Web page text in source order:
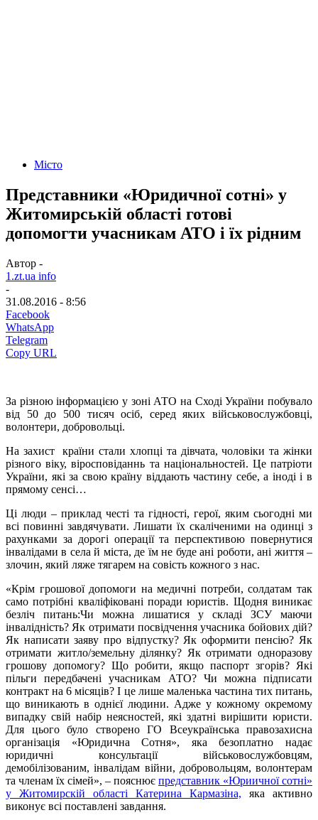
Місто
Представники «Юридичної сотні» у
Житомирській області готові
допомогти учасникам АТО і їх рідним
Автор -
1.zt.ua info
-
31.08.2016 - 8:56
Facebook
WhatsApp
Telegram
Copy URL
За різною інформацією у зоні АТО на Сході України побувало
від 50 до 500 тисяч осіб, серед яких військовослужбовці,
волонтери, добровольці.
На захист країни стали хлопці та дівчата, чоловіки та жінки
різного віку, віросповіданнь та національностей. Це патріоти
України, які за свою країну віддають частину себе, а іноді і в
прямому сенсі…
Ці люди – приклад честі та гідності, герої, яким сьогодні ми
всі повинні завдячувати. Лишати їх скаліченими на одинці з
рахунками за дорогі операції та перспективою повернутися
інвалідами в села й міста, де їм не буде ані роботи, ані життя –
злочин, який ляже тягарем на совість кожного з нас.
«Крім грошової допомоги на медичні потреби, солдатам так
само потрібні кваліфіковані поради юристів. Щодня виникає
безліч питань:Чи можна лишатися у складі ЗСУ маючи
інвалідність? Як отримати посвідчення учасника бойових дій?
Як написати заяву про відпустку? Як оформити пенсію? Як
отримати житло/земельну ділянку? Як отримати одноразову
грошову допомогу? Що робити, якщо паспорт згорів? Які
пільги передбачені учасникам АТО? Чи можна підписати
контракт на 6 місяців? І це лише маленька частина тих питань,
що виникають в однієї людини. Адже у кожному окремому
випадку свій набір неясностей, які здатні вирішити юристи.
Для цього було створено ГО Всеукраїнська правозахисна
організація «Юридична Сотня», яка безоплатно надає
юридичні консультації військовослужбовцям,
демобілізованим, інвалідам війни, добровольцям, волонтерам
та членам їх сімей», – пояснює представник «Юриичної сотні»
у Житомирскій області Катерина Кармазіна, яка активно
виконує всі поставлені завдання.